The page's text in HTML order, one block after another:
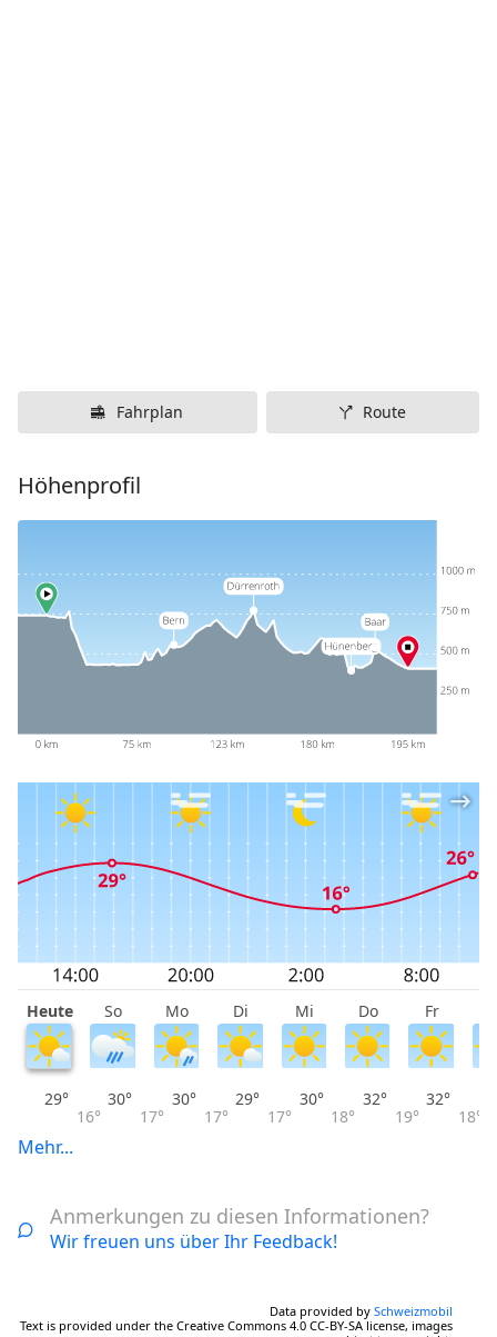
Fahrplan Route
Höhenprofil
Heute So Mo Di Mi Do Fr
29°
16°
30°
17°
30°
17°
29°
17°
30°
18°
32°
19°
32°
18°
Mehr...
Anmerkungen zu diesen Informationen?
Wir freuen uns über Ihr Feedback!
Data provided by Schweizmobil
Text is provided under the Creative Commons 4.0 CC-BY-SA license, images